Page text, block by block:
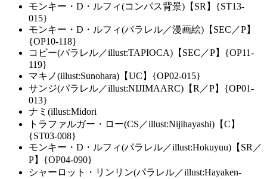
モンキー・D・ルフィ(コンパス背景)【SR】{ST13-
015}
モンキー・D・ルフィ(パラレル／漫画絵)【SEC／P】
{OP10-118}
コビー(パラレル／illust:TAPIOCA)【SEC／P】{OP11-
119}
マキノ(illust:Sunohara)【UC】{OP02-015}
サンジ(パラレル／illust:NIJIMAARC)【R／P】{OP01-
013}
ナミ(illust:Midori
トラファルガー・ロー(CS／illust:Nijihayashi)【C】
{ST03-008}
モンキー・D・ルフィ(パラレル／illust:Hokuyuu)【SR／
P】{OP04-090}
シャーロット・リンリン(パラレル／illust:Hayaken-